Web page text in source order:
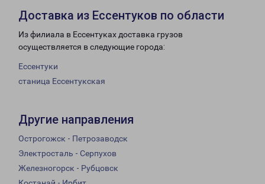
Доставка из Ессентуков по области
Из филиала в Ессентуках доставка грузов
осуществляется в следующие города:
Ессентуки
станица Ессентукская
Другие направления
Острогожск - Петрозаводск
Электросталь - Серпухов
Железногорск - Рубцовск